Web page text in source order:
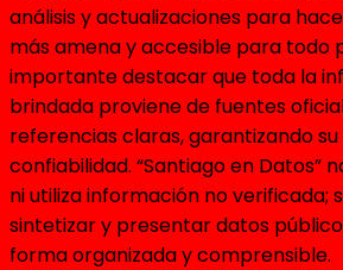
análisis y actualizaciones para
más amena y accesible para todo
importante destacar que toda la
brindada proviene de fuentes
referencias claras, garantizando
confiabilidad. “Santiago en Datos”
ni utiliza información no verificada;
sintetizar y presentar datos
forma organizada y comprensible.